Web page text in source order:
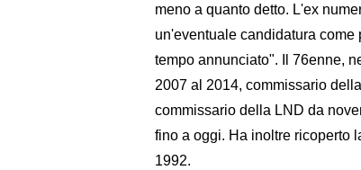
meno a quanto detto. L'ex
un'eventuale candidatura
tempo annunciato". Il 76enne,
2007 al 2014, commissario
commissario della LND da
fino a oggi. Ha inoltre ricoperto
1992.